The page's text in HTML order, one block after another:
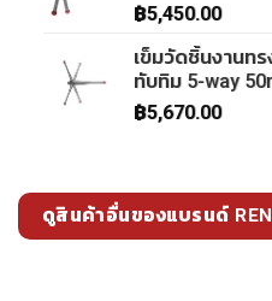
฿5,450.00
เข็มวัดชิ้นงานท
ทับทิม 5-way
฿5,670.00
ดูสินค้าอื่นของแบรนด์